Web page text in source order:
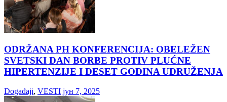
ODRŽANA PH KONFERENCIJA: OBELEŽEN
SVETSKI DAN BORBE PROTIV PLUĆNE
HIPERTENZIJE I DESET GODINA UDRUŽENJA
Događaji, VESTI јун 7, 2025